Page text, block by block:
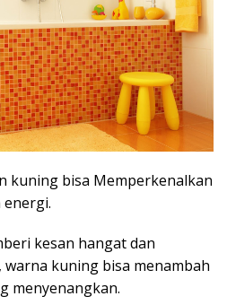
kuning bisa Memperkenalkan
energi.
kesan hangat dan
warna kuning bisa menambah
menyenangkan.